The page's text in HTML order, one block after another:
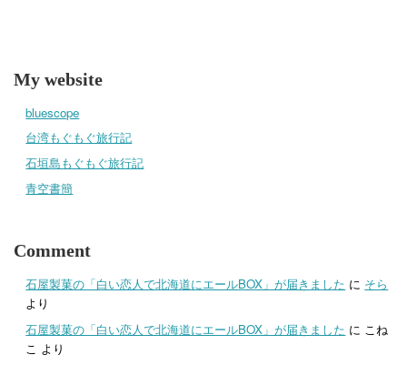
My website
bluescope
台湾もぐもぐ旅行記
石垣島もぐもぐ旅行記
青空書簡
Comment
石屋製菓の「白い恋人で北海道にエールBOX」が届きました に そら
より
石屋製菓の「白い恋人で北海道にエールBOX」が届きました に こね
こ より